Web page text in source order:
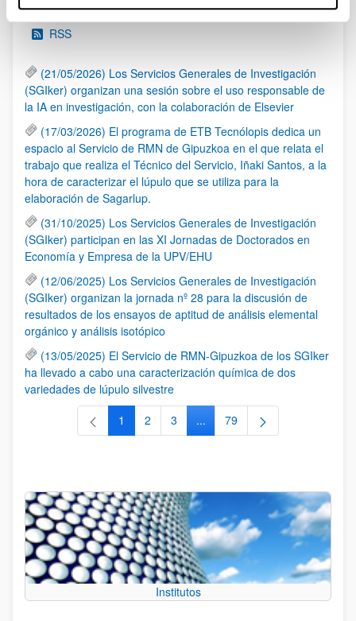
RSS
(21/05/2026) Los Servicios Generales de Investigación
(SGIker) organizan una sesión sobre el uso responsable de
la IA en investigación, con la colaboración de Elsevier
(17/03/2026) El programa de ETB Tecnólopis dedica un
espacio al Servicio de RMN de Gipuzkoa en el que relata el
trabajo que realiza el Técnico del Servicio, Iñaki Santos, a la
hora de caracterizar el lúpulo que se utiliza para la
elaboración de Sagarlup.
(31/10/2025) Los Servicios Generales de Investigación
(SGIker) participan en las XI Jornadas de Doctorados en
Economía y Empresa de la UPV/EHU
(12/06/2025) Los Servicios Generales de Investigación
(SGIker) organizan la jornada nº 28 para la discusión de
resultados de los ensayos de aptitud de análisis elemental
orgánico y análisis isotópico
(13/05/2025) El Servicio de RMN-Gipuzkoa de los SGIker
ha llevado a cabo una caracterización química de dos
variedades de lúpulo silvestre
Página
1 Página
2 Página
3 ...Páginas intermedias Use TAB
Página
79
Institutos